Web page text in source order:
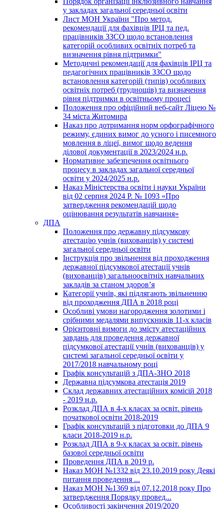
у закладах загальної середньої освіти
Лист МОН України "Про метод.
рекомендації для фахівців ІРЦ та пед.
працівників ЗЗСО щодо встановлення
категорій особливих освітніх потреб та
визначення рівня підтримки"
Методичні рекомендації для фахівців ІРЦ та
педагогічних працівників ЗЗСО щодо
встановлення категорій (типів) особливих
освітніх потреб (труднощів) та визначення
рівня підтримки в освітньому процесі
Положення про офіційний веб-сайт Ліцею №
34 міста Житомира
Наказ про дотримання норм орфографічного
режиму, єдиних вимог до усного і писемного
мовлення в ліцеї, вимог щодо ведення
ділової документації в 2023/2024 н.р.
Нормативне забезпечення освітнього
процесу в закладах загальної середньої
освіти у 2024/2025 н.р.
Наказ Міністерства освіти і науки України
від 02 серпня 2024 Р. № 1093 «Про
затвердження рекомендацій щодо
оцінювання результатів навчання»
ДПА
Положення про державну підсумкову
атестацію учнів (вихованців) у системі
загальної середньої освіти
Інструкція про звільнення від проходження
державної підсумкової атестації учнів
(вихованців) загальноосвітніх навчальних
закладів за станом здоров’я
Категорії учнів, які підлягають звільненню
від проходження ДПА в 2018 році
Особливі умови нагородження золотими і
срібними медалями випускників 11-х класів
Орієнтовні вимоги до змісту атестаційних
завдань для проведення державної
підсумкової атестації учнів (вихованців) у
системі загальної середньої освіти у
2017/2018 навчальному році
Графік консультацій з ДПА-ЗНО 2018
Державна підсумкова атестація 2019
Склад державних атестаційних комісій 2018
- 2019 н.р.
Розклад ДПА в 4-х класах за освіт. рівень
початкової освіти 2018-2019
Графік консультацій з підготовки до ДПА 9
класи 2018-2019 н.р.
Розклад ДПА в 9-х класах за освіт. рівень
базової середньої освіти
Проведення ДПА в 2019 р.
Наказ МОН №1332 від 23.10.2019 року Деякі
питання проведення ...
Наказ МОН №1369 від 07.12.2018 року Про
затвердження Порядку провед...
Особливості закінчення 2019/2020